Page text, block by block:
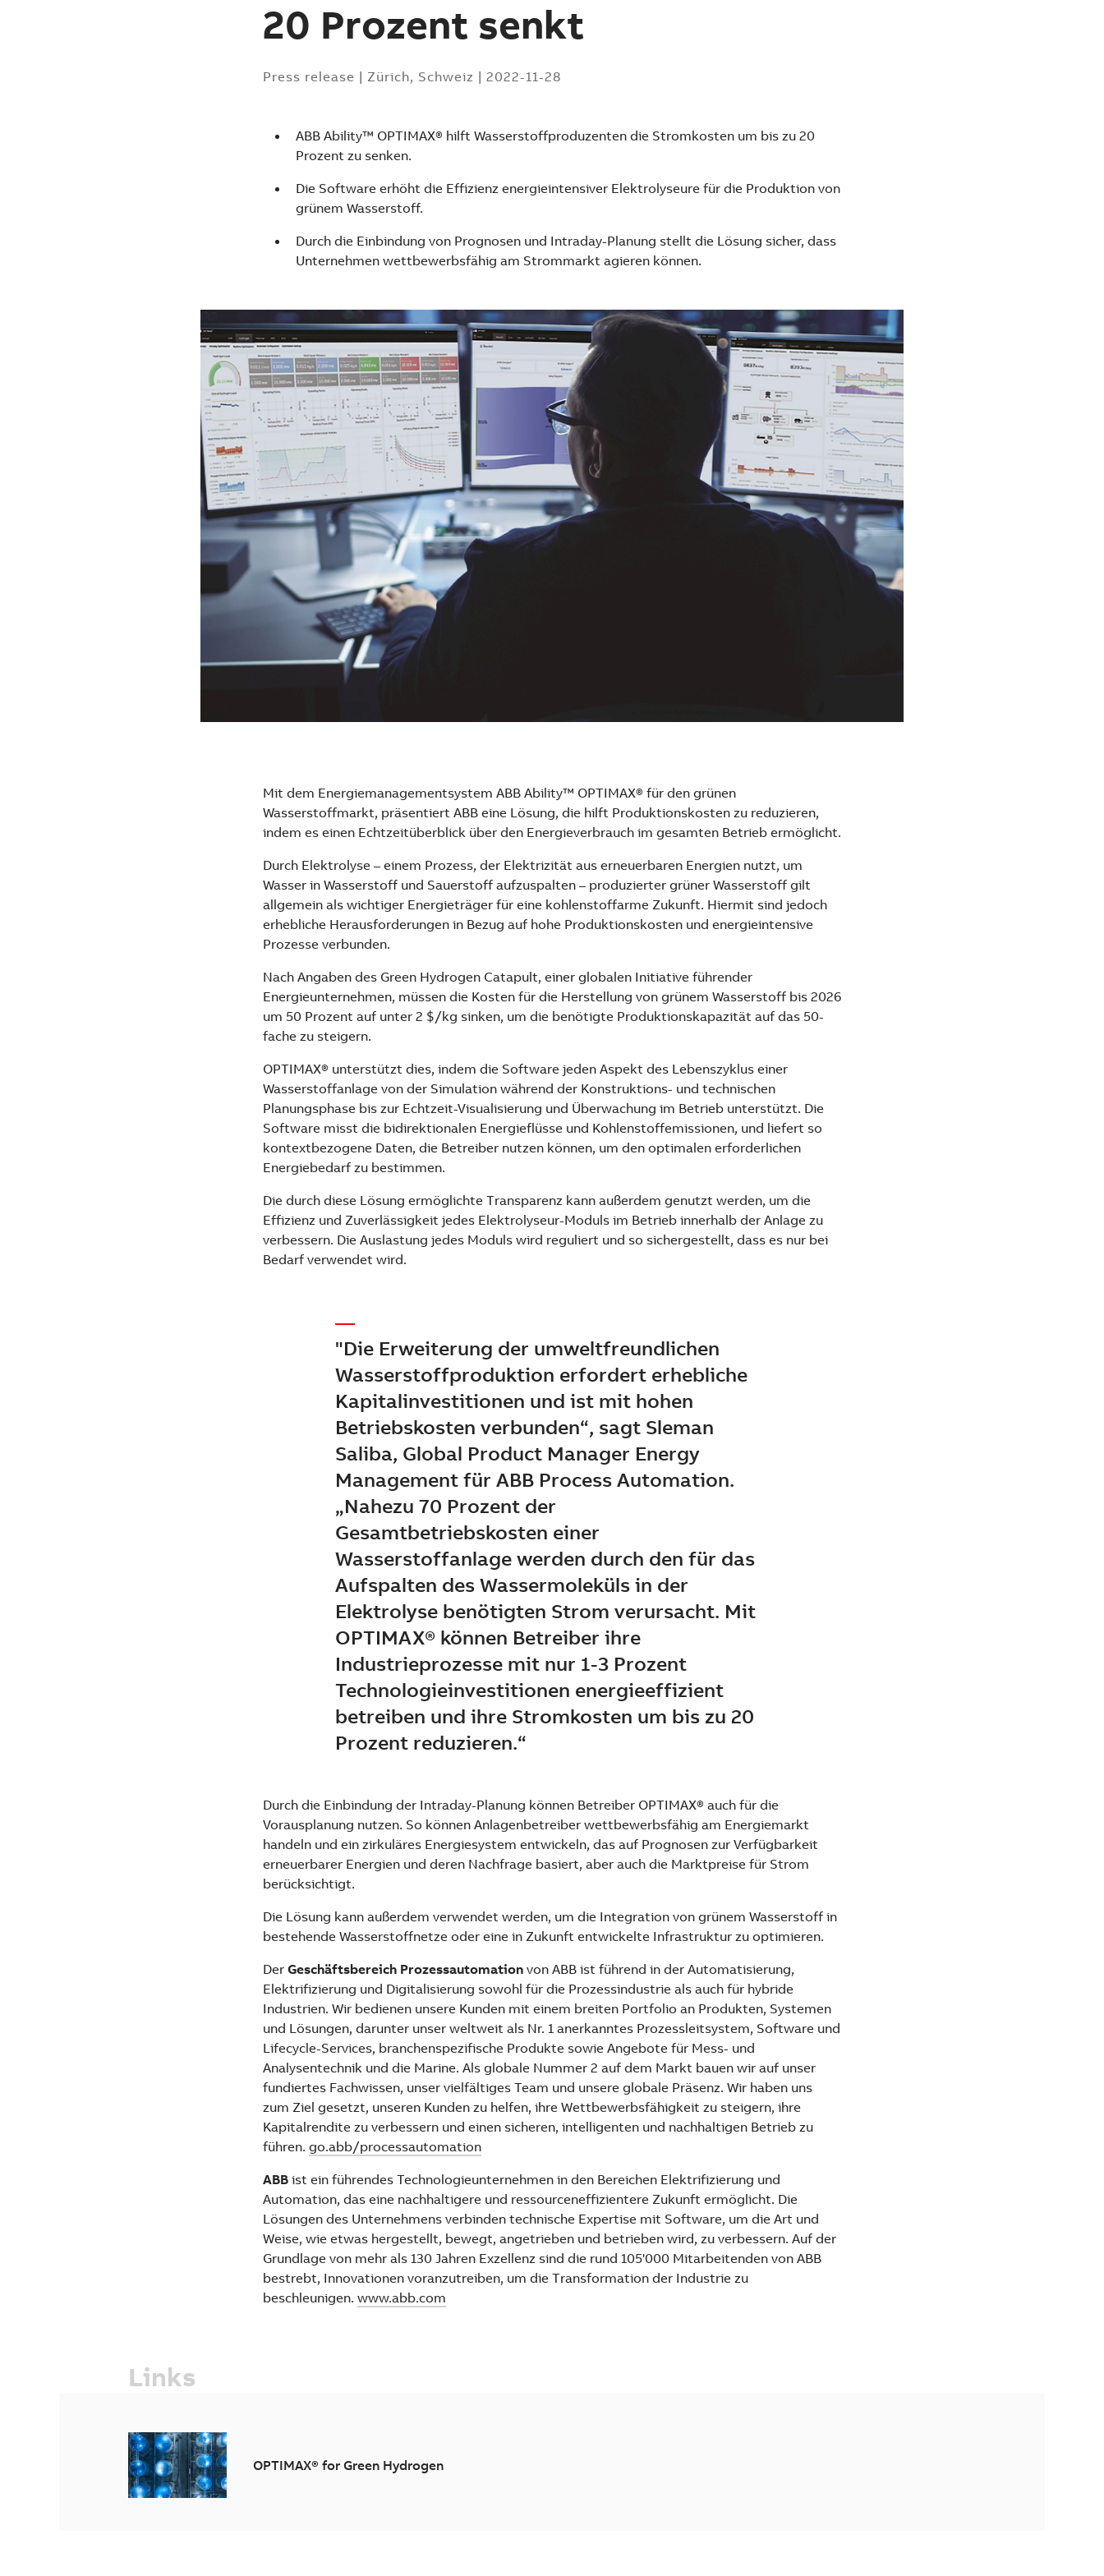
20 Prozent senkt
Press release | Zürich, Schweiz | 2022-11-28
ABB Ability™ OPTIMAX® hilft Wasserstoffproduzenten die Stromkosten um bis zu 20
Prozent zu senken.
Die Software erhöht die Effizienz energieintensiver Elektrolyseure für die Produktion von
grünem Wasserstoff.
Durch die Einbindung von Prognosen und Intraday-Planung stellt die Lösung sicher, dass
Unternehmen wettbewerbsfähig am Strommarkt agieren können.
Mit dem Energiemanagementsystem ABB Ability™ OPTIMAX® für den grünen
Wasserstoffmarkt, präsentiert ABB eine Lösung, die hilft Produktionskosten zu reduzieren,
indem es einen Echtzeitüberblick über den Energieverbrauch im gesamten Betrieb ermöglicht.
Durch Elektrolyse – einem Prozess, der Elektrizität aus erneuerbaren Energien nutzt, um
Wasser in Wasserstoff und Sauerstoff aufzuspalten – produzierter grüner Wasserstoff gilt
allgemein als wichtiger Energieträger für eine kohlenstoffarme Zukunft. Hiermit sind jedoch
erhebliche Herausforderungen in Bezug auf hohe Produktionskosten und energieintensive
Prozesse verbunden.
Nach Angaben des Green Hydrogen Catapult, einer globalen Initiative führender
Energieunternehmen, müssen die Kosten für die Herstellung von grünem Wasserstoff bis 2026
um 50 Prozent auf unter 2 $/kg sinken, um die benötigte Produktionskapazität auf das 50-
fache zu steigern.
OPTIMAX® unterstützt dies, indem die Software jeden Aspekt des Lebenszyklus einer
Wasserstoffanlage von der Simulation während der Konstruktions- und technischen
Planungsphase bis zur Echtzeit-Visualisierung und Überwachung im Betrieb unterstützt. Die
Software misst die bidirektionalen Energieflüsse und Kohlenstoffemissionen, und liefert so
kontextbezogene Daten, die Betreiber nutzen können, um den optimalen erforderlichen
Energiebedarf zu bestimmen.
Die durch diese Lösung ermöglichte Transparenz kann außerdem genutzt werden, um die
Effizienz und Zuverlässigkeit jedes Elektrolyseur-Moduls im Betrieb innerhalb der Anlage zu
verbessern. Die Auslastung jedes Moduls wird reguliert und so sichergestellt, dass es nur bei
Bedarf verwendet wird.
"Die Erweiterung der umweltfreundlichen
Wasserstoffproduktion erfordert erhebliche
Kapitalinvestitionen und ist mit hohen
Betriebskosten verbunden“, sagt Sleman
Saliba, Global Product Manager Energy
Management für ABB Process Automation.
„Nahezu 70 Prozent der
Gesamtbetriebskosten einer
Wasserstoffanlage werden durch den für das
Aufspalten des Wassermoleküls in der
Elektrolyse benötigten Strom verursacht. Mit
OPTIMAX® können Betreiber ihre
Industrieprozesse mit nur 1-3 Prozent
Technologieinvestitionen energieeffizient
betreiben und ihre Stromkosten um bis zu 20
Prozent reduzieren.“
Durch die Einbindung der Intraday-Planung können Betreiber OPTIMAX® auch für die
Vorausplanung nutzen. So können Anlagenbetreiber wettbewerbsfähig am Energiemarkt
handeln und ein zirkuläres Energiesystem entwickeln, das auf Prognosen zur Verfügbarkeit
erneuerbarer Energien und deren Nachfrage basiert, aber auch die Marktpreise für Strom
berücksichtigt.
Die Lösung kann außerdem verwendet werden, um die Integration von grünem Wasserstoff in
bestehende Wasserstoffnetze oder eine in Zukunft entwickelte Infrastruktur zu optimieren.
Der Geschäftsbereich Prozessautomation von ABB ist führend in der Automatisierung,
Elektrifizierung und Digitalisierung sowohl für die Prozessindustrie als auch für hybride
Industrien. Wir bedienen unsere Kunden mit einem breiten Portfolio an Produkten, Systemen
und Lösungen, darunter unser weltweit als Nr. 1 anerkanntes Prozessleitsystem, Software und
Lifecycle-Services, branchenspezifische Produkte sowie Angebote für Mess- und
Analysentechnik und die Marine. Als globale Nummer 2 auf dem Markt bauen wir auf unser
fundiertes Fachwissen, unser vielfältiges Team und unsere globale Präsenz. Wir haben uns
zum Ziel gesetzt, unseren Kunden zu helfen, ihre Wettbewerbsfähigkeit zu steigern, ihre
Kapitalrendite zu verbessern und einen sicheren, intelligenten und nachhaltigen Betrieb zu
führen. go.abb/processautomation
ABB ist ein führendes Technologieunternehmen in den Bereichen Elektrifizierung und
Automation, das eine nachhaltigere und ressourceneffizientere Zukunft ermöglicht. Die
Lösungen des Unternehmens verbinden technische Expertise mit Software, um die Art und
Weise, wie etwas hergestellt, bewegt, angetrieben und betrieben wird, zu verbessern. Auf der
Grundlage von mehr als 130 Jahren Exzellenz sind die rund 105'000 Mitarbeitenden von ABB
bestrebt, Innovationen voranzutreiben, um die Transformation der Industrie zu
beschleunigen. www.abb.com
Links
OPTIMAX® for Green Hydrogen